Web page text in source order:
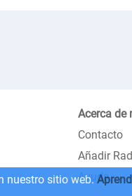
Acerca de
Contacto
Añadir
Ayuda
nuestro sitio web.